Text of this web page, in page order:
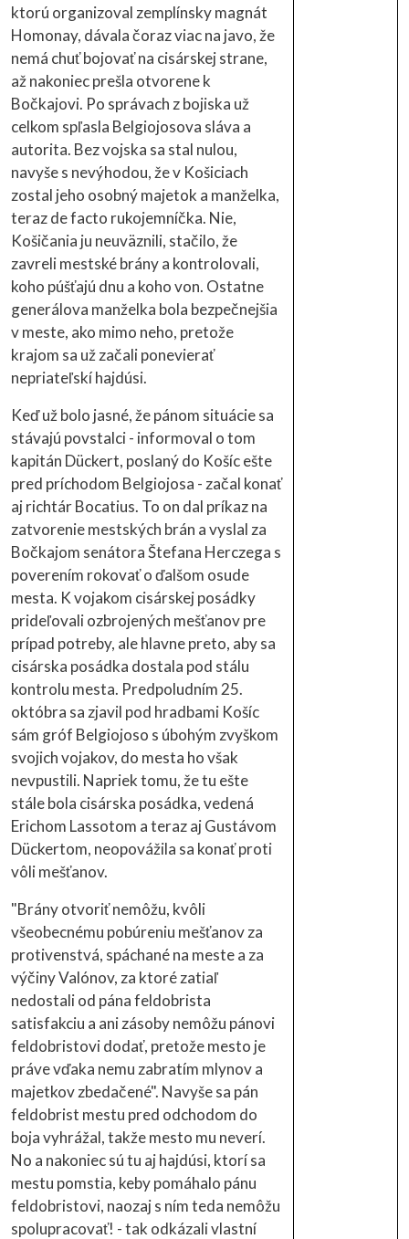
ktorú organizoval zemplínsky magnát
Homonay, dávala čoraz viac na javo, že
nemá chuť bojovať na cisárskej strane,
až nakoniec prešla otvorene k
Bočkajovi. Po správach z bojiska už
celkom spľasla Belgiojosova sláva a
autorita. Bez vojska sa stal nulou,
navyše s nevýhodou, že v Košiciach
zostal jeho osobný majetok a manželka,
teraz de facto rukojemníčka. Nie,
Košičania ju neuväznili, stačilo, že
zavreli mestské brány a kontrolovali,
koho púšťajú dnu a koho von. Ostatne
generálova manželka bola bezpečnejšia
v meste, ako mimo neho, pretože
krajom sa už začali ponevierať
nepriateľskí hajdúsi.
Keď už bolo jasné, že pánom situácie sa
stávajú povstalci - informoval o tom
kapitán Dückert, poslaný do Košíc ešte
pred príchodom Belgiojosa - začal konať
aj richtár Bocatius. To on dal príkaz na
zatvorenie mestských brán a vyslal za
Bočkajom senátora Štefana Herczega s
poverením rokovať o ďalšom osude
mesta. K vojakom cisárskej posádky
prideľovali ozbrojených mešťanov pre
prípad potreby, ale hlavne preto, aby sa
cisárska posádka dostala pod stálu
kontrolu mesta. Predpoludním 25.
októbra sa zjavil pod hradbami Košíc
sám gróf Belgiojoso s úbohým zvyškom
svojich vojakov, do mesta ho však
nevpustili. Napriek tomu, že tu ešte
stále bola cisárska posádka, vedená
Erichom Lassotom a teraz aj Gustávom
Dückertom, neopovážila sa konať proti
vôli mešťanov.
"Brány otvoriť nemôžu, kvôli
všeobecnému pobúreniu mešťanov za
protivenstvá, spáchané na meste a za
výčiny Valónov, za ktoré zatiaľ
nedostali od pána feldobrista
satisfakciu a ani zásoby nemôžu pánovi
feldobristovi dodať, pretože mesto je
práve vďaka nemu zabratím mlynov a
majetkov zbedačené". Navyše sa pán
feldobrist mestu pred odchodom do
boja vyhrážal, takže mesto mu neverí.
No a nakoniec sú tu aj hajdúsi, ktorí sa
mestu pomstia, keby pomáhalo pánu
feldobristovi, naozaj s ním teda nemôžu
spolupracovať! - tak odkázali vlastní